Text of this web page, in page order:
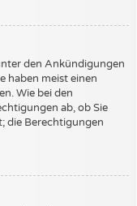
den Ankündigungen
haben meist einen
Wie bei den
ab, ob Sie
die Berechtigungen